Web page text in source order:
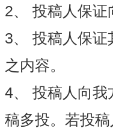
2、 投稿人保
3、 投稿人保
之内容。
4、 投稿人向我
稿多投。若投